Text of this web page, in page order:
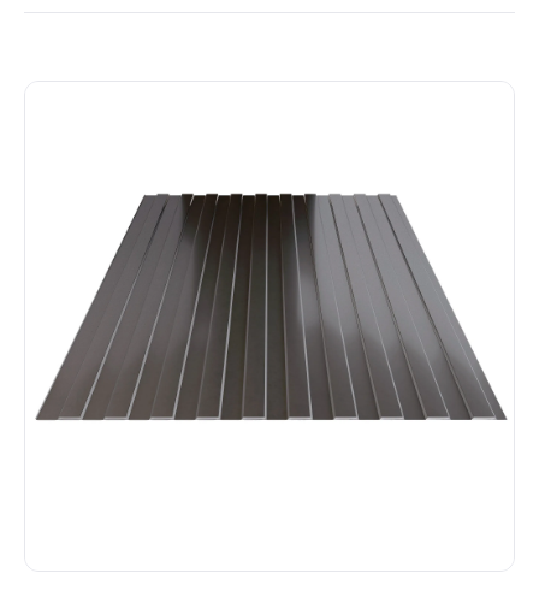
Сваи винтовые
Забор
Кровля
Профили для гипсокартона